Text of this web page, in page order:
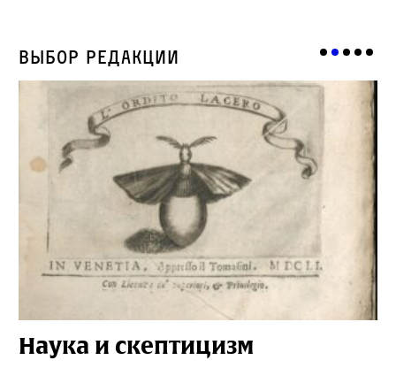
Выбор редакции
Наука и скептицизм